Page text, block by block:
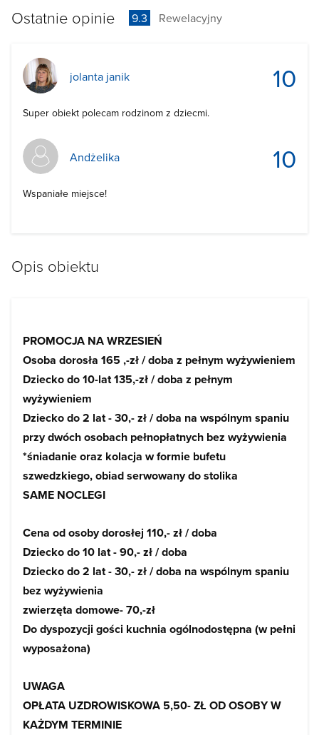
Ostatnie opinie 9.3 Rewelacyjny
10
jolanta janik
Super obiekt polecam rodzinom z dziecmi.
10
Andżelika
Wspaniałe miejsce!
Opis obiektu
PROMOCJA NA WRZESIEŃ
Osoba dorosła 165 ,-zł / doba z pełnym wyżywieniem
Dziecko do 10-lat 135,-zł / doba z pełnym
wyżywieniem
Dziecko do 2 lat - 30,- zł / doba na wspólnym spaniu
przy dwóch osobach pełnopłatnych bez wyżywienia
*śniadanie oraz kolacja w formie bufetu
szwedzkiego, obiad serwowany do stolika
SAME NOCLEGI
Cena od osoby dorosłej 110,- zł / doba
Dziecko do 10 lat - 90,- zł / doba
Dziecko do 2 lat - 30,- zł / doba na wspólnym spaniu
bez wyżywienia
zwierzęta domowe- 70,-zł
Do dyspozycji gości kuchnia ogólnodostępna (w pełni
wyposażona)
UWAGA
OPŁATA UZDROWISKOWA 5,50- ZŁ OD OSOBY W
KAŻDYM TERMINIE